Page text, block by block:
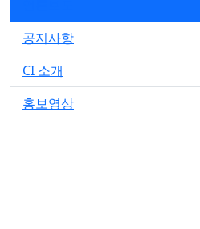
공지사항
CI 소개
홍보영상